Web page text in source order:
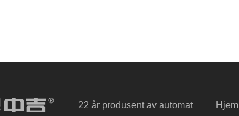
22 år produsent av automat Hjem